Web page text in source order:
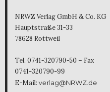
NRWZ Verlag GmbH & Co. KG
Hauptstraße 31-33
78628 Rottweil
Tel. 0741-320790-50 – Fax
0741-320790-99
E-Mail: verlag@NRWZ.de